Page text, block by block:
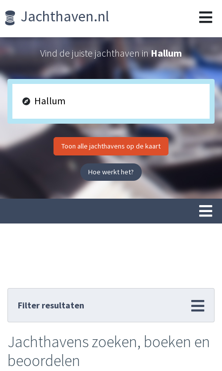
Jachthaven.nl
Vind de juiste jachthaven inHallum
Toon alle jachthavens op de kaart
Hoe werkt het?
Filter resultaten
Jachthavens zoeken, boeken en
beoordelen